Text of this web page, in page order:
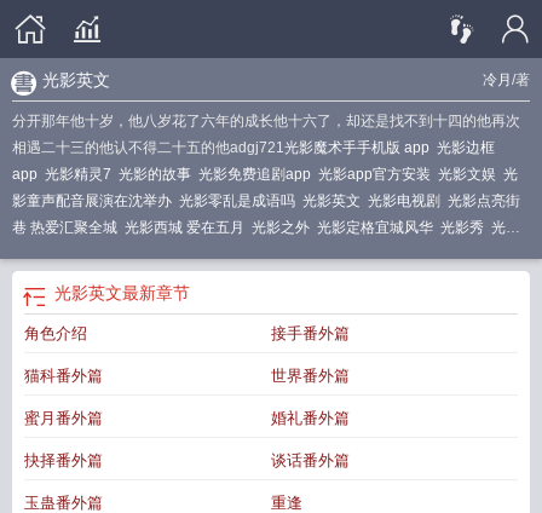
冷月 /著
光影英文
分开那年他十岁，他八岁花了六年的成长他十六了，却还是找不到十四的他再次
相遇二十三的他认不得二十五的他adgj721光影魔术手手机版 app 光影边框
app 光影精灵7 光影的故事 光影免费追剧app 光影app官方安装 光影文娱 光
影童声配音展演在沈举办 光影零乱是成语吗 光影英文 光影电视剧 光影点亮街
巷 热爱汇聚全城 光影西城 爱在五月 光影之外 光影定格宜城风华 光影秀 光影
光影英文最新章节
角色介绍 接手番外篇
猫科番外篇 世界番外篇
蜜月番外篇 婚礼番外篇
抉择番外篇 谈话番外篇
玉蛊番外篇 重逢